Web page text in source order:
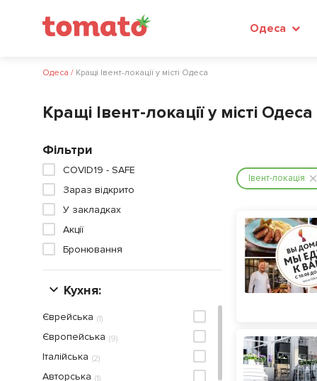
Одеса
Одеса / Кращі Івент-локації у місті Одеса
Кращі Івент-локації у місті Одеса
Фільтри
COVID19 - SAFE
Зараз відкрито
У закладках
Акції
Бронювання
Кухня:
(1)
Єврейська
(9)
Європейська
(2)
Італійська
(1)
Авторська
Івент-локація